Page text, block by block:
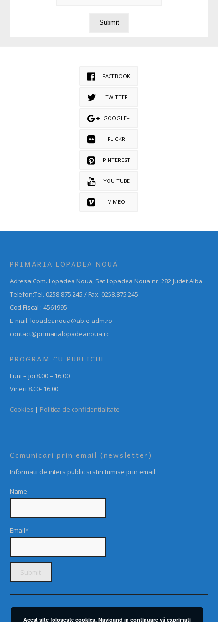
FACEBOOK
TWITTER
GOOGLE+
FLICKR
PINTEREST
YOU TUBE
VIMEO
PRIMĂRIA LOPADEA NOUĂ
Adresa:Com. Lopadea Noua, Sat Lopadea Noua nr. 282 Judet Alba
Telefon:Tel. 0258.875.245 / Fax. 0258.875.245
Cod Fiscal : 4561995
E-mail: lopadeanoua@ab.e-adm.ro
contact@primarialopadeanoua.ro
PROGRAM CU PUBLICUL
Luni – joi 8.00 – 16:00
Vineri 8.00- 16:00
Cookies | Politica de confidentialitate
Comunicari prin email (newsletter)
Informatii de inters public si stiri trimise prin email
Name
Email*
Acest site foloseşte cookies. Navigând în continuare vă exprimaţi